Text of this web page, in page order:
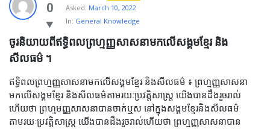
0
Asked: March 10, 2022
In: General Knowledge
ចូរនិយាយពីឥទ្ធិពលព្រហ្មញ្ញសាសនាមកលើសង្គមខ្មែរ និង
សីលធម៌ ។
ឥទ្ធិពលព្រហ្មញ្ញសាសនាមកលើសង្គមខ្មែរ និងសីលធម៌ ៖ ព្រហ្មញ្ញសាសនា
មកលើសង្គមខ្មែរ និងសីលធម៌តាមរយៈប្រវត្តិសាស្រ្ដ យើងបានដឹងរួចរាល់
ហើយថា ព្រហ្មមញ្ញសាសនាបានចាក់ឬស នៅក្នុងសង្គមខ្មែរនិងសីលធម៌
តាមរយៈប្រវត្តិសាស្រ្ដ យើងបានដឹងរួចរាល់ហើយថា ព្រហ្មញ្ញសាសនាបាន